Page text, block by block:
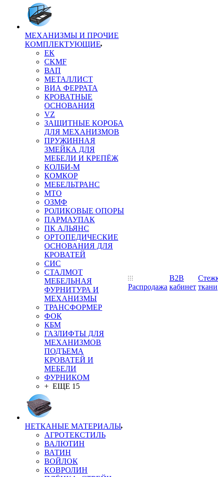
МЕХАНИЗМЫ И ПРОЧИЕ
КОМПЛЕКТУЮЩИЕ
ЕК
CKMF
ВАП
МЕТАЛЛИСТ
ВИА ФЕРРАТА
КРОВАТНЫЕ
ОСНОВАНИЯ
VZ
ЗАЩИТНЫЕ КОРОБА
ДЛЯ МЕХАНИЗМОВ
ПРУЖИННАЯ
ЗМЕЙКА ДЛЯ
МЕБЕЛИ И КРЕПЁЖ
КОЛБИ-М
КОМКОР
МЕБЕЛЬТРАНС
MTO
ОЗМФ
РОЛИКОВЫЕ ОПОРЫ
ПАРМАУПАК
ПК АЛЬЯНС
ОРТОПЕДИЧЕСКИЕ
ОСНОВАНИЯ ДЛЯ
КРОВАТЕЙ
СИС
СТАЛМОТ
МЕБЕЛЬНАЯ
ФУРНИТУРА И
МЕХАНИЗМЫ
ТРАНСФОРМЕР
ФОК
КБМ
ГАЗЛИФТЫ ДЛЯ
МЕХАНИЗМОВ
ПОДЪЕМА
КРОВАТЕЙ И
МЕБЕЛИ
ФУРНИКОМ
+ ЕЩЕ 15
НЕТКАНЫЕ МАТЕРИАЛЫ
АГРОТЕКСТИЛЬ
ВАЛЮТИН
ВАТИН
ВОЙЛОК
КОВРОЛИН
Распродажа
B2B
кабинет ткани